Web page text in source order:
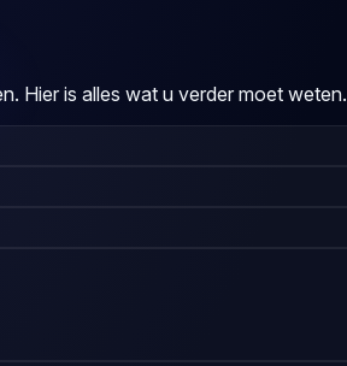
Hier is alles wat u verder moet weten.